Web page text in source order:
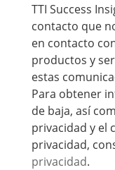
TTI Success
contacto que
en contacto
productos y
estas
Para obtener
de baja, así
privacidad y el
privacidad,
privacidad.